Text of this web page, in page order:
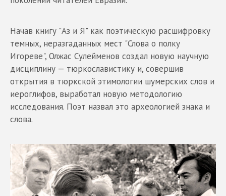
Начав книгу "Аз и Я" как поэтическую расшифровку
темных, неразгаданных мест "Слова о полку
Игореве", Олжас Сулейменов создал новую научную
дисциплину — тюркославистику и, совершив
открытия в тюркской этимологии шумерских слов и
иероглифов, выработал новую методологию
исследования. Поэт назвал это археологией знака и
слова.